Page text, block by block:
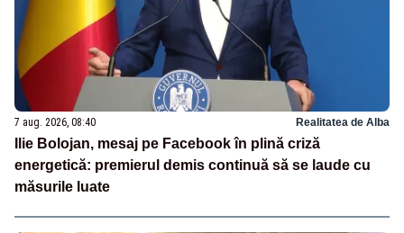
7 aug. 2026, 08:40 Realitatea de Alba
Ilie Bolojan, mesaj pe Facebook în plină criză
energetică: premierul demis continuă să se laude cu
măsurile luate